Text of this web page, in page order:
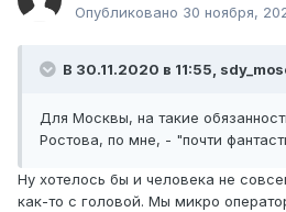
Опубликовано 30 ноября,
В 30.11.2020 в 11:55,
Для Москвы, на такие
Ростова, по мне, - "почти
Ну хотелось бы и человека не
как-то с головой. Мы микро